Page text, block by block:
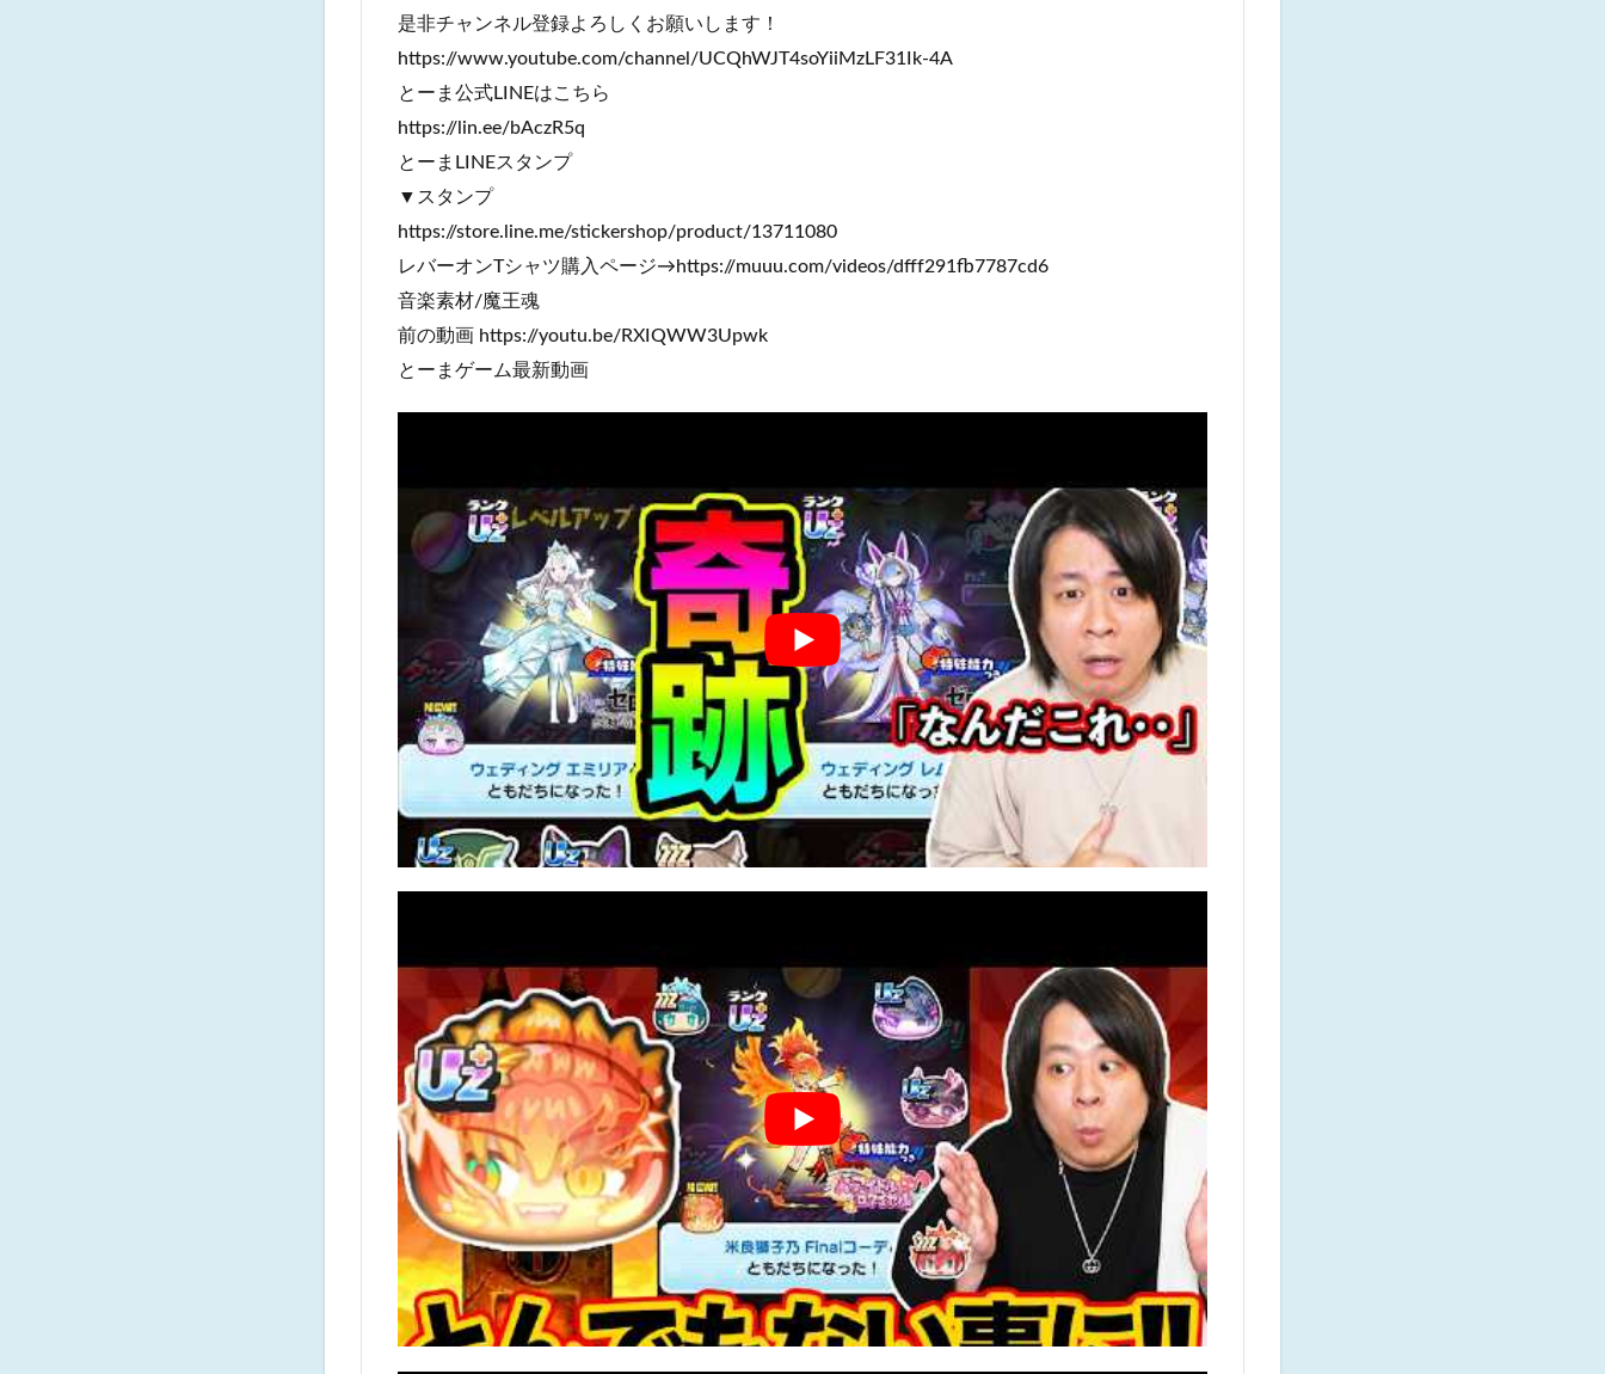
是非チャンネル登録よろしくお願いします！
https://www.youtube.com/channel/UCQhWJT4soYiiMzLF31Ik-4A
とーま公式LINEはこちら
https://lin.ee/bAczR5q
とーまLINEスタンプ
▼スタンプ
https://store.line.me/stickershop/product/13711080
レバーオンTシャツ購入ページ→https://muuu.com/videos/dfff291fb7787cd6
音楽素材/魔王魂
前の動画 https://youtu.be/RXIQWW3Upwk
とーまゲーム最新動画